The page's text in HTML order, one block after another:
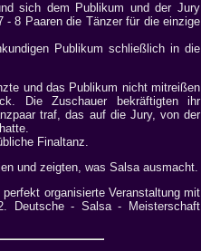
sich dem Publikum und der Jury
8 Paaren die Tänzer für die einzige
Publikum schließlich in die
und das Publikum nicht mitreißen
Die Zuschauer bekräftigten ihr
traf, das auf die Jury, von der
Finaltanz.
und zeigten, was Salsa ausmacht.
organisierte Veranstaltung mit
Deutsche - Salsa - Meisterschaft